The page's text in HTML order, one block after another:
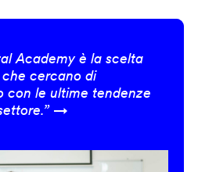
Academy è la scelta
cercano di
con le ultime tendenze
→